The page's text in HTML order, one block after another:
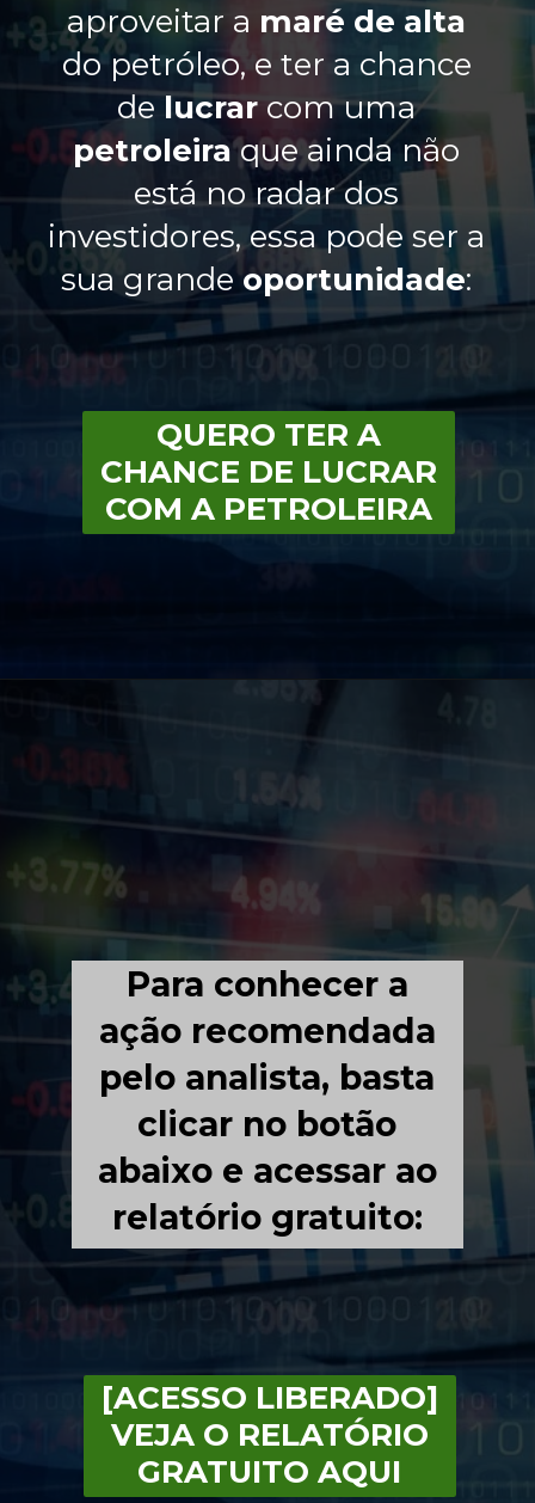
aproveitar a maré de alta
do petróleo, e ter a chance
delucrarcom uma
petroleiraque ainda não
está no radar dos
investidores, essa pode ser a
sua grandeoportunidade:
QUERO TER A
CHANCE DE LUCRAR
COM A PETROLEIRA
Para conhecer a
ação recomendada
pelo analista, basta
clicar no botão
abaixo e acessar ao
relatório gratuito:
[ACESSO LIBERADO]
VEJA O RELATÓRIO
GRATUITO AQUI